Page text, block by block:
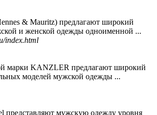
& Mauritz) предлагают широкий
и женской одежды одноименной ...
index.html
марки KANZLER предлагают широкий
моделей мужской одежды ...
представляют мужскую одежду уровня